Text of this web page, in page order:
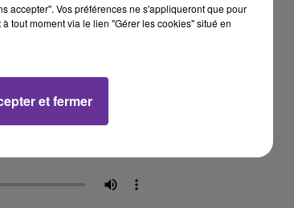
accepter". Vos préférences ne s'appliqueront que pour
tout moment via le lien "Gérer les cookies" situé en
et fermer